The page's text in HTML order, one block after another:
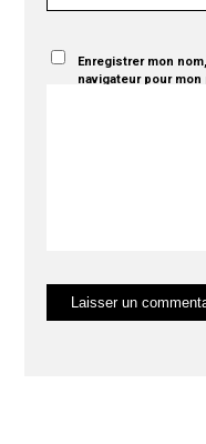
Enregistrer mon
navigateur pour